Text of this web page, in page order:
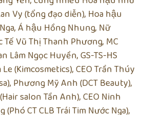
Vy (tổng đạo diễn), Hoa hậu
Á hậu Hồng Nhung, Nữ
Tế Vũ Thị Thanh Phương, MC
Lâm Ngọc Huyền, GS-TS-HS
(Kimcosmetics), CEO Trần Thúy
Phương Mỹ Anh (DCT Beauty),
salon Tần Anh), CEO Ninh
CT CLB Trái Tim Nước Nga),